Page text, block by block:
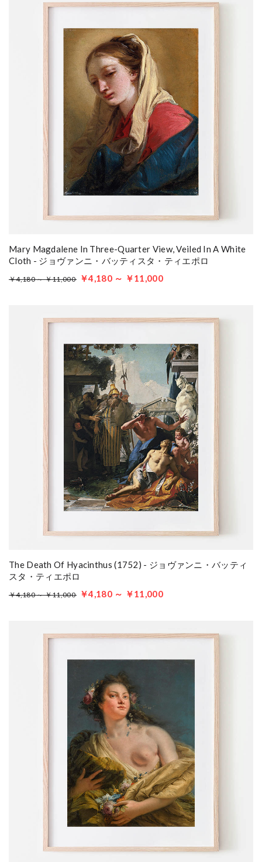
Mary Magdalene In Three-Quarter View, Veiled In A White
Cloth - ジョヴァンニ・バッティスタ・ティエポロ
￥4,180 ～ ￥11,000 ￥4,180 ～ ￥11,000
The Death Of Hyacinthus (1752) - ジョヴァンニ・バッティ
スタ・ティエポロ
￥4,180 ～ ￥11,000 ￥4,180 ～ ￥11,000